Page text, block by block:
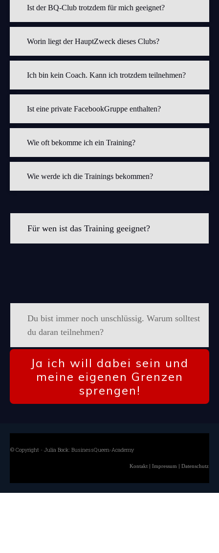
Ist der BQ-Club trotzdem für mich geeignet?
Worin liegt der HauptZweck dieses Clubs?
Ich bin kein Coach. Kann ich trotzdem teilnehmen?
Ist eine private FacebookGruppe enthalten?
Wie oft bekomme ich ein Training?
Wie werde ich die Trainings bekommen?
Für wen ist das Training geeignet?
Du bist immer noch unschlüssig. Warum solltest
du daran teilnehmen?
Ja ich will dabei sein und
meine eigenen Grenzen
sprengen!
© Copyright - Julia Bock: BusinessQueen-Academy
Kontakt | Impressum | Datenschutz